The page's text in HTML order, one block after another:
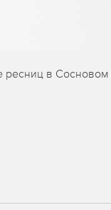
в Сосновом